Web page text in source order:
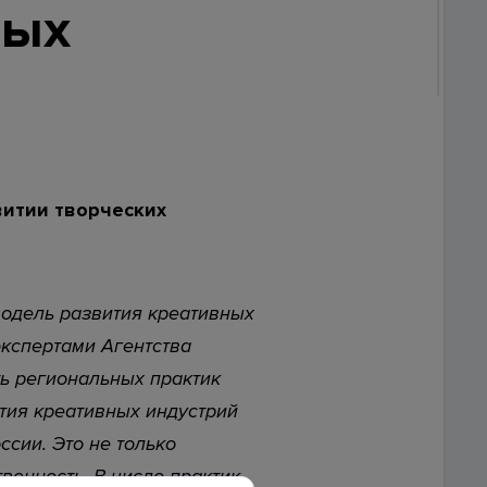
творческих
развития креативных
Агентства
региональных практик
креативных индустрий
Это не только
В число практик
ссылка на сайт